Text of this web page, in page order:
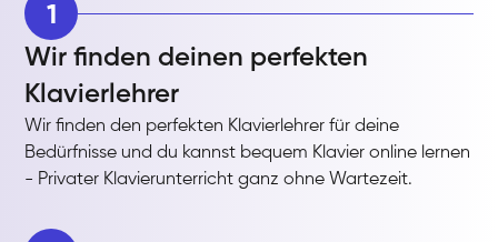
1
Wir finden deinen perfekten
Klavierlehrer
Wir finden den perfekten Klavierlehrer für deine
Bedürfnisse und du kannst bequem Klavier online lernen
- Privater Klavierunterricht ganz ohne Wartezeit.